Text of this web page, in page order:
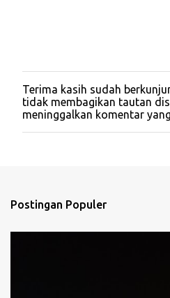
P
o
s
t
m
n
Terima kasih sudah
tidak membagikan tautan
meninggalkan komentar
Postingan Populer